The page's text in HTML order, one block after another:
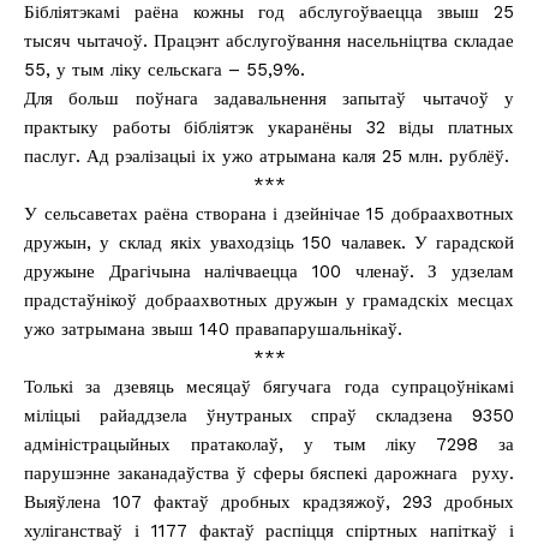
Бібліятэкамі раёна кожны год абслугоўваецца звыш 25
тысяч чытачоў. Працэнт абслугоўвання насельніцтва складае
55, у тым ліку сельскага – 55,9%.
Для больш поўнага задавальнення запытаў чытачоў у
практыку работы бібліятэк укаранёны 32 віды платных
паслуг. Ад рэалізацыі іх ужо атрымана каля 25 млн. рублёў.
***
У сельсаветах раёна створана і дзейнічае 15 добраахвотных
дружын, у склад якіх уваходзіць 150 чалавек. У гарадской
дружыне Драгічына налічваецца 100 членаў. З удзелам
прадстаўнікоў добраахвотных дружын у грамадскіх месцах
ужо затрымана звыш 140 правапарушальнікаў.
***
Толькі за дзевяць месяцаў бягучага года супрацоўнікамі
міліцыі райаддзела ўнутраных спраў складзена 9350
адміністрацыйных пратаколаў, у тым ліку 7298 за
парушэнне заканадаўства ў сферы бяспекі дарожнага руху.
Выяўлена 107 фактаў дробных крадзяжоў, 293 дробных
хуліганстваў і 1177 фактаў распіцця спіртных напіткаў і